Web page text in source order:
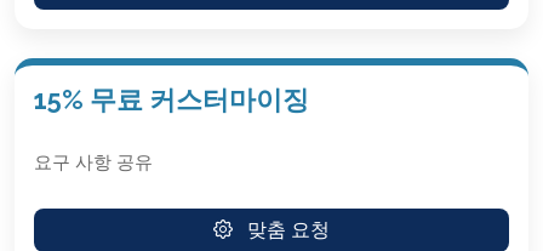
15% 무료 커스터마이징
요구 사항 공유
맞춤 요청